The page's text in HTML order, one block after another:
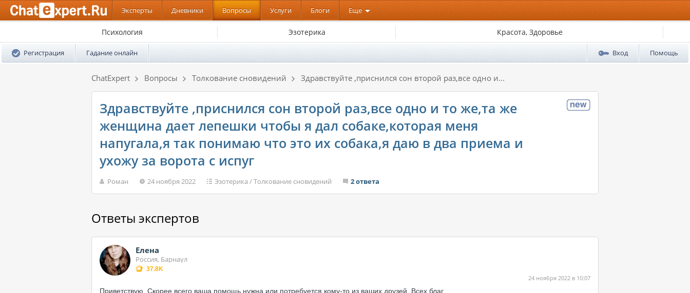
Эксперты Дневники Вопросы Услуги Блоги Еще
Психология Эзотерика Красота, Здоровье
Регистрация Гадание онлайн Вход Помощь
ChatExpert Вопросы Толкование сновидений Здравствуйте ,приснился сон второй раз,все одно и...
Здравствуйте ,приснился сон второй раз,все одно и то же,та же
женщина дает лепешки чтобы я дал собаке,которая меня
напугала,я так понимаю что это их собака,я даю в два приема и
ухожу за ворота с испуг
Роман 24 ноября 2022 Эзотерика /Толкование сновидений 2 ответа
Ответы экспертов
Елена
Россия, Барнаул
37.8K
24 ноября 2022 в 10:07
Приветствую. Скорее всего ваша помощь нужна или потребуется кому-то из ваших друзей. Всех благ